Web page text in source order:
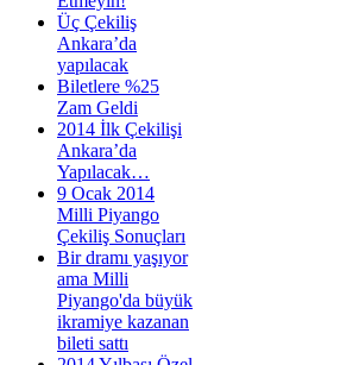
Üç Çekiliş
Ankara’da
yapılacak
Biletlere %25
Zam Geldi
2014 İlk Çekilişi
Ankara’da
Yapılacak…
9 Ocak 2014
Milli Piyango
Çekiliş Sonuçları
Bir dramı yaşıyor
ama Milli
Piyango'da büyük
ikramiye kazanan
bileti sattı